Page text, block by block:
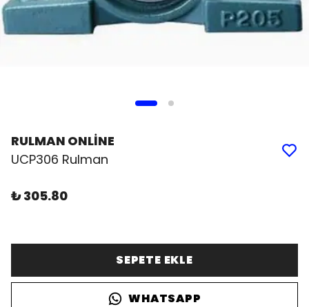
RULMAN ONLİNE
UCP306 Rulman
₺ 305.80
SEPETE EKLE
WHATSAPP